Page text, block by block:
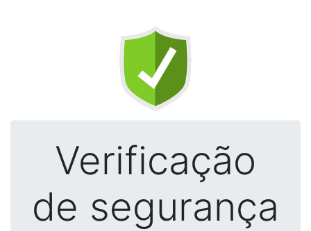
Verificação
de segurança